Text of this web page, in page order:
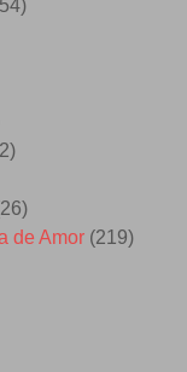
de Amor (219)